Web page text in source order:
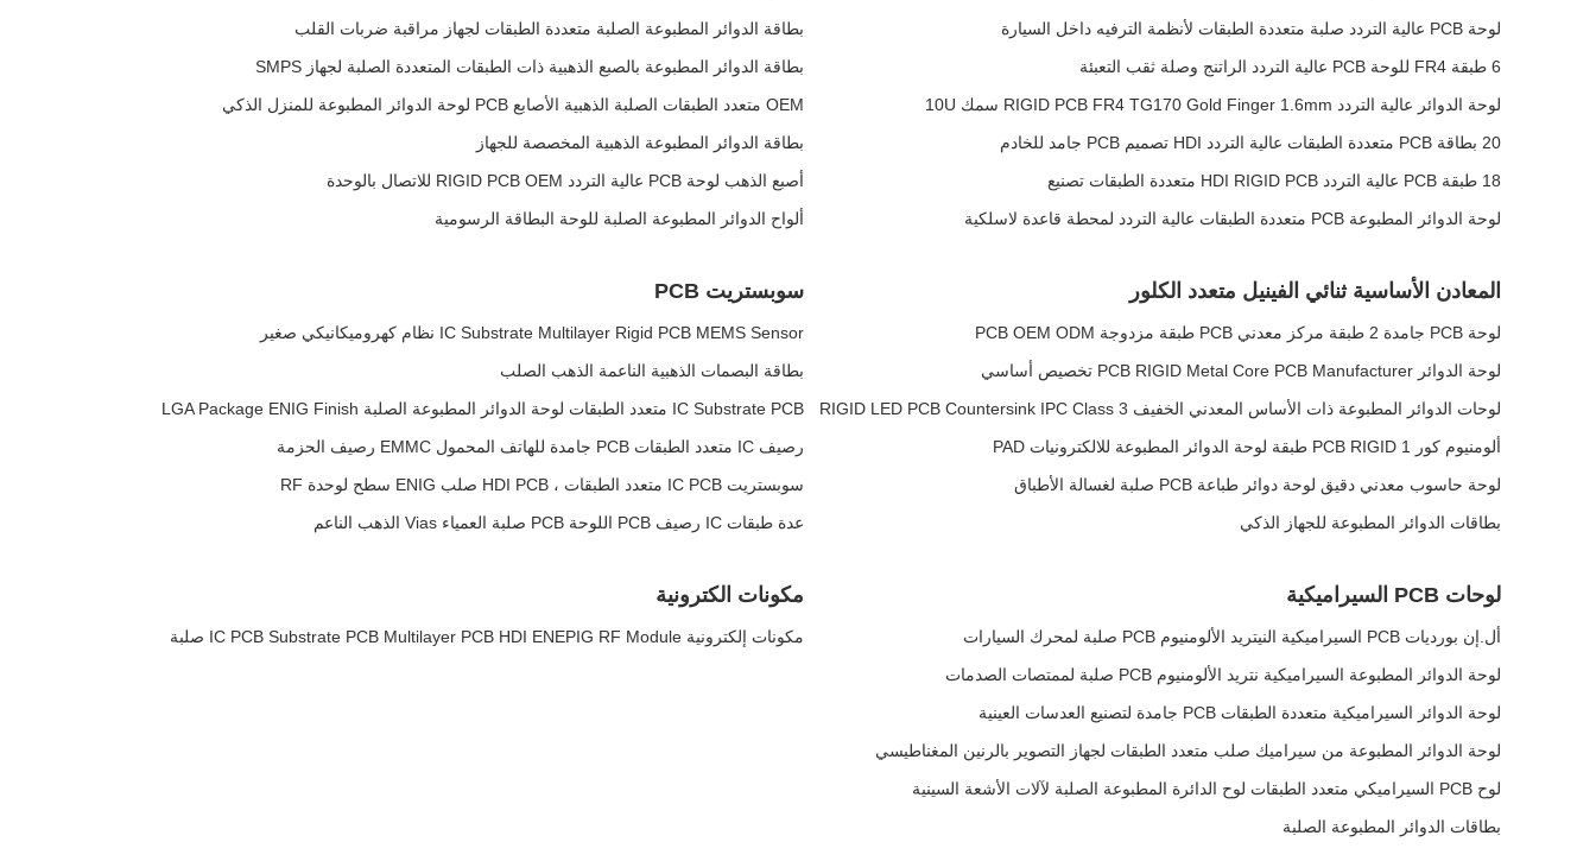
لوحة PCB عالية التردد صلبة متعددة الطبقات لأنظمة الترفيه داخل السيارة
6 طبقة FR4 للوحة PCB عالية التردد الراتنج وصلة ثقب التعبئة
لوحة الدوائر عالية التردد RIGID PCB FR4 TG170 Gold Finger 1.6mm سمك 10U
20 بطاقة PCB متعددة الطبقات عالية التردد HDI تصميم PCB جامد للخادم
18 طبقة PCB عالية التردد HDI RIGID PCB متعددة الطبقات تصنيع
لوحة الدوائر المطبوعة PCB متعددة الطبقات عالية التردد لمحطة قاعدة لاسلكية
بطاقة الدوائر المطبوعة الصلبة متعددة الطبقات لجهاز مراقبة ضربات القلب
بطاقة الدوائر المطبوعة بالصبع الذهبية ذات الطبقات المتعددة الصلبة لجهاز SMPS
OEM متعدد الطبقات الصلبة الذهبية الأصابع PCB لوحة الدوائر المطبوعة للمنزل الذكي
بطاقة الدوائر المطبوعة الذهبية المخصصة للجهاز
أصبع الذهب لوحة PCB عالية التردد RIGID PCB OEM للاتصال بالوحدة
ألواح الدوائر المطبوعة الصلبة للوحة البطاقة الرسومية
المعادن الأساسية ثنائي الفينيل متعدد الكلور
لوحة PCB جامدة 2 طبقة مركز معدني PCB طبقة مزدوجة PCB OEM ODM
لوحة الدوائر PCB RIGID Metal Core PCB Manufacturer تخصيص أساسي
لوحات الدوائر المطبوعة ذات الأساس المعدني الخفيف RIGID LED PCB Countersink IPC Class 3
ألومنيوم كور PCB RIGID 1 طبقة لوحة الدوائر المطبوعة للالكترونيات PAD
لوحة حاسوب معدني دقيق لوحة دوائر طباعة PCB صلبة لغسالة الأطباق
بطاقات الدوائر المطبوعة للجهاز الذكي
سوبستريت PCB
IC Substrate Multilayer Rigid PCB MEMS Sensor نظام كهروميكانيكي صغير
بطاقة البصمات الذهبية الناعمة الذهب الصلب
IC Substrate PCB متعدد الطبقات لوحة الدوائر المطبوعة الصلبة LGA Package ENIG Finish
رصيف IC متعدد الطبقات PCB جامدة للهاتف المحمول EMMC رصيف الحزمة
سوبستريت IC PCB متعدد الطبقات ، HDI PCB صلب ENIG سطح لوحدة RF
عدة طبقات IC رصيف PCB اللوحة PCB صلبة العمياء Vias الذهب الناعم
لوحات PCB السيراميكية
أل.إن بورديات PCB السيراميكية النيتريد الألومنيوم PCB صلبة لمحرك السيارات
لوحة الدوائر المطبوعة السيراميكية نتريد الألومنيوم PCB صلبة لممتصات الصدمات
لوحة الدوائر السيراميكية متعددة الطبقات PCB جامدة لتصنيع العدسات العينية
لوحة الدوائر المطبوعة من سيراميك صلب متعدد الطبقات لجهاز التصوير بالرنين المغناطيسي
لوح PCB السيراميكي متعدد الطبقات لوح الدائرة المطبوعة الصلبة لآلات الأشعة السينية
بطاقات الدوائر المطبوعة الصلبة
مكونات الكترونية
مكونات إلكترونية IC PCB Substrate PCB Multilayer PCB HDI ENEPIG RF Module صلبة